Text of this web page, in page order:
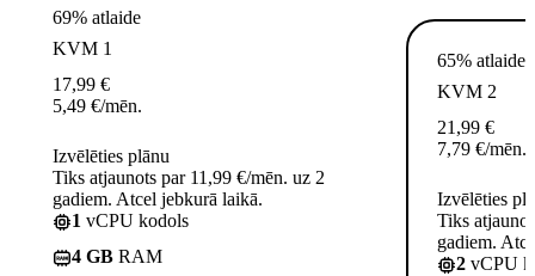
69% atlaide
KVM 1
17,99 €
5,49 €/mēn.
Izvēlēties plānu
Tiks atjaunots par 11,99 €/mēn. uz 2
gadiem. Atcel jebkurā laikā.
1 vCPU kodols
4 GB RAM
65% atlaide
KVM 2
21,99 €
7,79 €/mēn.
Izvēlēties
Tiks
gadiem.
2 vCPU